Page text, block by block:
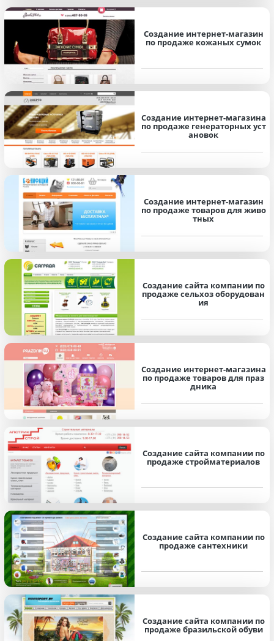
Создание интернет-магазин
по продаже кожаных сумок
Создание интернет-магазина
по продаже генераторных уст
ановок
Создание интернет-магазин
по продаже товаров для живо
тных
Создание сайта компании по
продаже сельхоз оборудован
ия
Создание интернет-магазина
по продаже товаров для праз
дника
Создание сайта компании по
продаже стройматериалов
Создание сайта компании по
продаже сантехники
Создание сайта компании по
продаже бразильской обуви